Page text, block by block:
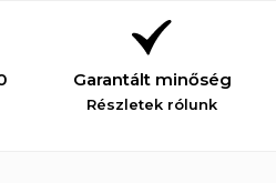
Garantált minőség
Részletek rólunk